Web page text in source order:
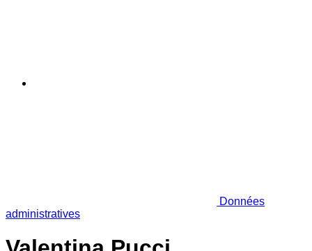
Données
administratives